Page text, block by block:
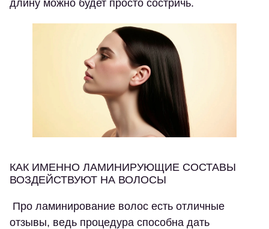
длину можно будет просто состричь.
КАК ИМЕННО ЛАМИНИРУЮЩИЕ СОСТАВЫ
ВОЗДЕЙСТВУЮТ НА ВОЛОСЫ
Про ламинирование волос есть отличные
отзывы, ведь процедура способна дать